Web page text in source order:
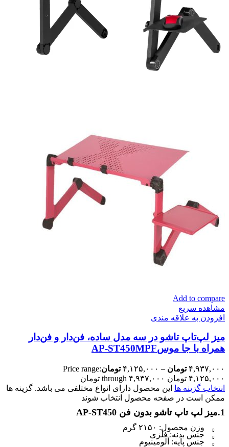
Add to compare
مشاهده سریع
افزودن به علاقه مندی
میز لپ‌تاپ تاشو در سه مدل ساده، فن‌دار و فن‌دار
همراه با جا موسAP-ST450MPF
۴,۹۳۷,۰۰۰ تومان – ۴,۱۲۵,۰۰۰ تومانPrice range:
۴,۱۲۵,۰۰۰ تومان through ۴,۹۳۷,۰۰۰ تومان
انتخاب گزینه ها این محصول دارای انواع مختلفی می باشد. گزینه ها
ممکن است در صفحه محصول انتخاب شوند
1.میز لپ تاپ تاشو بدون فن AP-ST450
وزن محصول: ۲۱۵۰ گرم
جنس بدنه: فلزی
جنس پایه: آلومینیوم